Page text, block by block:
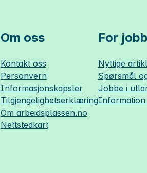
Om oss
Kontakt oss
Personvern
Informasjonskapsler
Tilgjengelighetserklæring
Om arbeidsplassen.no
Nettstedkart
For
Nyttige
Spørsmål
Jobbe i
Information